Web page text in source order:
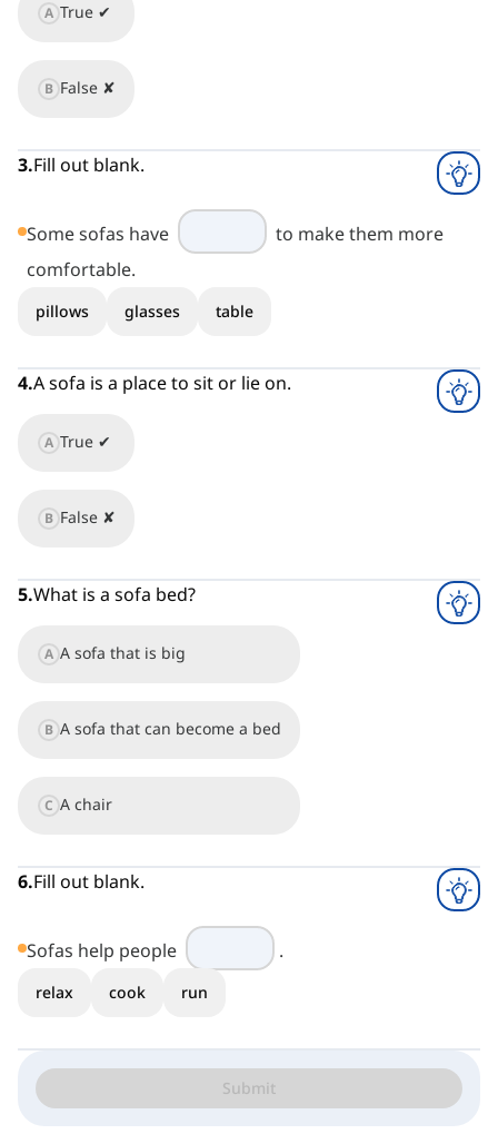
A True ✔
B False ✘
3.Fill out blank.
Some sofas have
to make them more
comfortable.
pillows glasses table
4.A sofa is a place to sit or lie on.
A True ✔
B False ✘
5.What is a sofa bed?
A A sofa that is big
B A sofa that can become a bed
C A chair
6.Fill out blank.
Sofas help people .
relax cook run
Submit